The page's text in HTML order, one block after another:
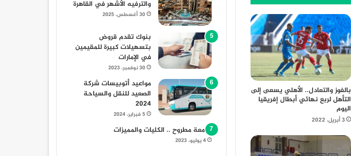
بالفوز والتعادل.. الأهلي يسعى إلى
التأهل لربع نهائي أبطال إفريقيا
اليوم
3 أبريل، 2022
والترفيه الأشهر في القاهرة
30 أغسطس، 2025
بنوك تقدم قروض
بتسهيلات كبيرة للمقيمين
في الإمارات
30 نوفمبر، 2023
مواعيد أتوبيسات شركة
الصعيد للنقل والسياحة
2024
5 فبراير، 2024
جامعة مطروح .. الكليات والمميزات
4 يوليو، 2023